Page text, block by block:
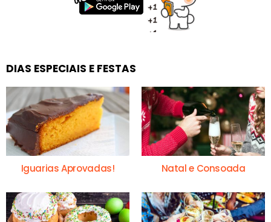
DIAS ESPECIAIS E FESTAS
Iguarias Aprovadas! Natal e Consoada